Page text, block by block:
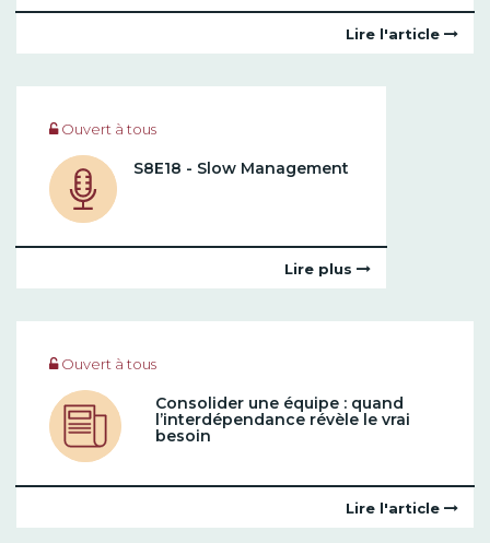
Lire l'article
Ouvert à tous
S8E18 - Slow Management
Lire plus
Ouvert à tous
Consolider une équipe : quand
l’interdépendance révèle le vrai
besoin
Lire l'article